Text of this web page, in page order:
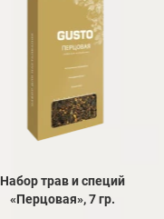
Набор трав и специй
«Перцовая», 7 гр.